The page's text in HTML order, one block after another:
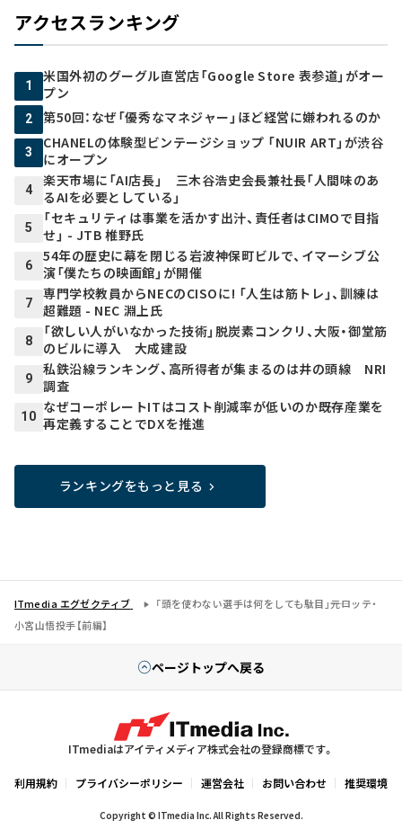
アクセスランキング
1
米国外初のグーグル直営店「Google Store 表参道」がオー
プン
2 第50回：なぜ「優秀なマネジャー」ほど経営に嫌われるのか
3
CHANELの体験型ビンテージショップ 「NUIR ART」が渋谷
にオープン
4
楽天市場に「AI店長」 三木谷浩史会長兼社長「人間味のあ
るAIを必要としている」
5
「セキュリティは事業を活かす出汁、責任者はCIMOで目指
せ」 - JTB 椎野氏
6
54年の歴史に幕を閉じる岩波神保町ビルで、イマーシブ公
演「僕たちの映画館」が開催
7
専門学校教員からNECのCISOに! 「人生は筋トレ」、訓練は
超難題 - NEC 淵上氏
8
「欲しい人がいなかった技術」脱炭素コンクリ、大阪・御堂筋
のビルに導入 大成建設
9
私鉄沿線ランキング、高所得者が集まるのは井の頭線 NRI
調査
10
なぜコーポレートITはコスト削減率が低いのか――既存産業を
再定義することでDXを推進
ランキングをもっと見る
ITmedia エグゼクティブ
「頭を使わない選手は何をしても駄目」――元ロッテ・
小宮山悟投手【前編】
ページトップへ戻る
ITmediaはアイティメディア株式会社の登録商標です。
利用規約 プライバシーポリシー 運営会社 お問い合わせ 推奨環境
Copyright © ITmedia Inc. All Rights Reserved.